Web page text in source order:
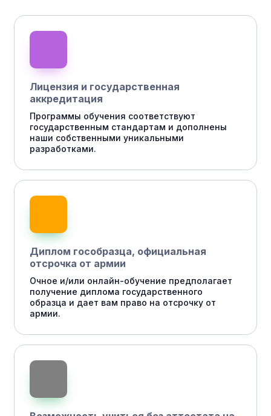
Лицензия и государственная
аккредитация
Программы обучения соответствуют
государственным стандартам и дополнены
наши собственными уникальными
разработками.
Диплом гособразца, официальная
отсрочка от армии
Очное и/или онлайн-обучение предполагает
получение диплома государственного
образца и дает вам право на отсрочку от
армии.